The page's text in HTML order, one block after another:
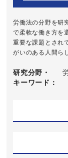
労働法の分野を研
で柔軟な働き方を
重要な課題とされ
がいのある人間ら
研究分野・
キーワード